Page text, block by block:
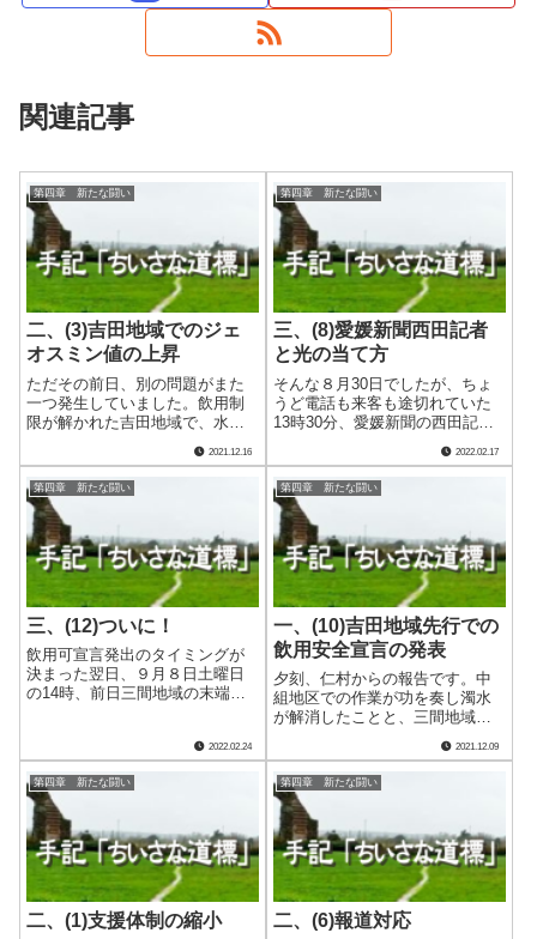
関連記事
第四章 新たな闘い
二、(3)吉田地域でのジェ
オスミン値の上昇
ただその前日、別の問題がまた
一つ発生していました。飲用制
限が解かれた吉田地域で、水道
入ってきていたのです。 15日
13時20分、給水課長の仁村から
私へその点についての報告があ
りました。ジェオスミンの値が
急上昇して.....
2021.12.16
第四章 新たな闘い
三、(8)愛媛新聞西田記者
と光の当て方
そんな８月30日でしたが、ちょ
うど電話も来客も途切れていた
13時30分、愛媛新聞の西田記者
１カ月の記事を紙面に掲載した
いと、前日にアポ取りの電話を
くれていたのです。 実際の紙
面の詳細はよく覚えていません
が、県内の.....
2022.02.17
第四章 新たな闘い
三、(12)ついに！
飲用可宣言発出のタイミングが
決まった翌日、９月８日土曜日
の14時、前日三間地域の末端水
質検査センターなどの負担削減
こととなっていましたので次の
採水は10日月.....
2022.02.24
第四章 新たな闘い
一、(10)吉田地域先行での
飲用安全宣言の発表
夕刻、仁村からの報告です。中
組地区での作業が功を奏し濁水
が解消したことと、三間地域で
のクロロホルム超過が確定した
こと、明と暗それぞれの情報で
した。吉田地域先行で飲用の安
全宣言を発表することが確定で
す。（なお、この報告を受けた
時刻はメモに記載.....
2021.12.09
第四章 新たな闘い
二、(1)支援体制の縮小
第四章 新たな闘い
二、(6)報道対応